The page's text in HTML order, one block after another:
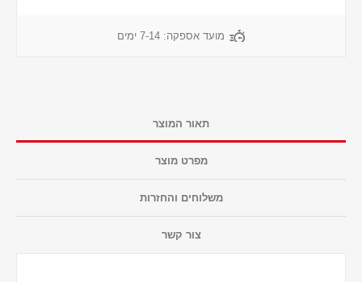
מועד אספקה: 7-14 ימים
תאור המוצר
מפרט מוצר
משלוחים והחזרות
צור קשר